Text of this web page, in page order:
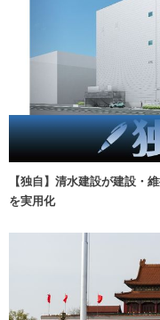
【独自】清水建設が建設・
を実用化